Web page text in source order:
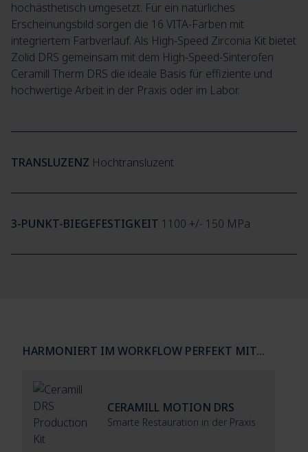
hochästhetisch umgesetzt. Für ein natürliches
Erscheinungsbild sorgen die 16 VITA-Farben mit
integriertem Farbverlauf. Als High-Speed Zirconia Kit bietet
Zolid DRS gemeinsam mit dem High-Speed-Sinterofen
Ceramill Therm DRS die ideale Basis für effiziente und
hochwertige Arbeit in der Praxis oder im Labor.
TRANSLUZENZ Hochtransluzent
3-PUNKT-BIEGEFESTIGKEIT 1100 +/- 150 MPa
HARMONIERT IM WORKFLOW PERFEKT MIT...
CERAMILL MOTION DRS
Smarte Restauration in der Praxis